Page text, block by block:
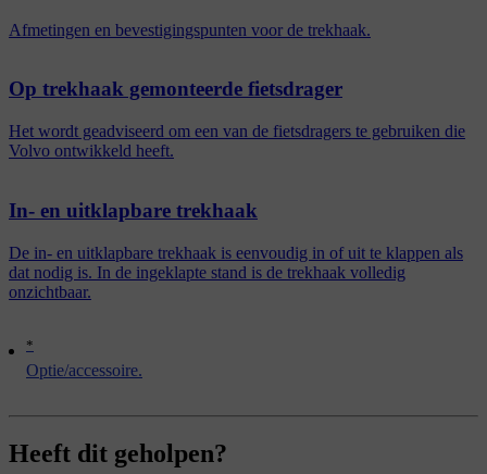
*
Optie/accessoire.
Afmetingen en bevestigingspunten voor de trekhaak.
Op trekhaak gemonteerde fietsdrager
Het wordt geadviseerd om een van de fietsdragers te gebruiken die
Volvo ontwikkeld heeft.
In- en uitklapbare trekhaak
De in- en uitklapbare trekhaak is eenvoudig in of uit te klappen als
dat nodig is. In de ingeklapte stand is de trekhaak volledig
onzichtbaar.
Heeft dit geholpen?